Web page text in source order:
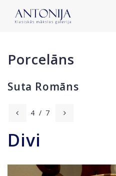
Porcelāns
Suta Romāns
4 / 7
Divi